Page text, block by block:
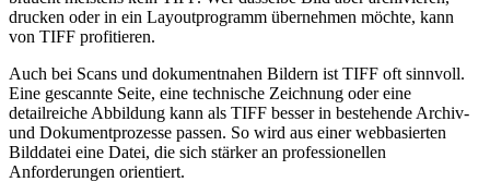
drucken oder in ein Layoutprogramm übernehmen möchte, kann
von TIFF profitieren.
Auch bei Scans und dokumentnahen Bildern ist TIFF oft sinnvoll.
Eine gescannte Seite, eine technische Zeichnung oder eine
detailreiche Abbildung kann als TIFF besser in bestehende Archiv-
und Dokumentprozesse passen. So wird aus einer webbasierten
Bilddatei eine Datei, die sich stärker an professionellen
Anforderungen orientiert.